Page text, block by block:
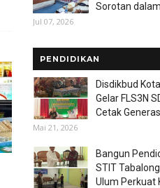
Sorotan
Jul 07, 2026
PENDIDIKAN
Disdikbud
Gelar FLS3N
Cetak
Mai 21, 2026
Bangun
STIT
Ulum Perkuat